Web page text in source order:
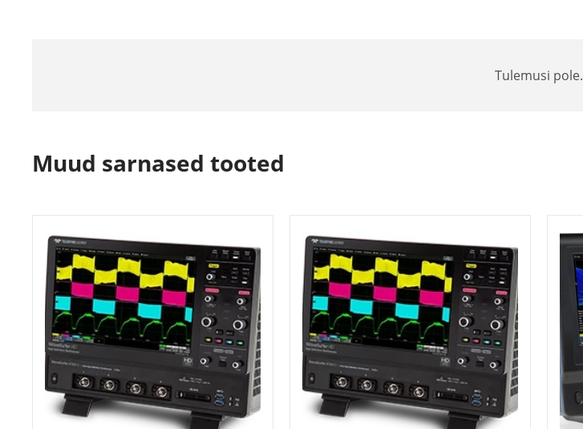
Tulemusi pole.
Muud sarnased tooted